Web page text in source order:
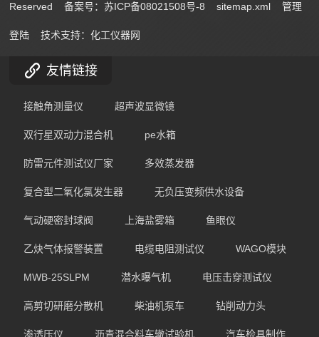
Reserved备案号：苏ICP备08021508号-8 sitemap.xml 管理
登陆 技术支持：化工仪器网
友情链接
接触角测量仪 超声波显微镜
双行星双动力混合机 pe水箱
防雷元件测试仪厂家 多效蒸发器
复合型二氧化氯发生器 无负压变频供水设备
气动硬密封球阀 上海盐雾箱 鱼眼仪
乙炔气体报警装置 电缆电阻测试仪 WAGO模块
MWB-25SLPM 潜水曝气机 电压击穿测试仪
高剪切研磨分散机 柴油机泵车 钻削动力头
渗透压仪 沥青混合料车辙试验机 汽车检具制作